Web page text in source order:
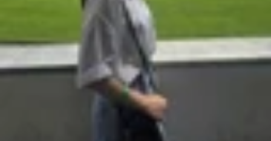
Theo dõi XTMobile trên